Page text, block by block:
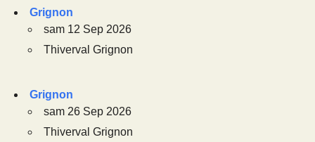
Grignon
sam 12 Sep 2026
Thiverval Grignon
Grignon
sam 26 Sep 2026
Thiverval Grignon